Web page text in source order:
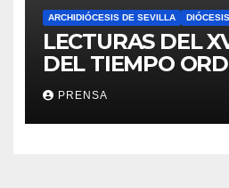
ARCHIDIÓCESIS DE SEVILLA
LECTURAS DEL
DEL TIEMPO
PRENSA